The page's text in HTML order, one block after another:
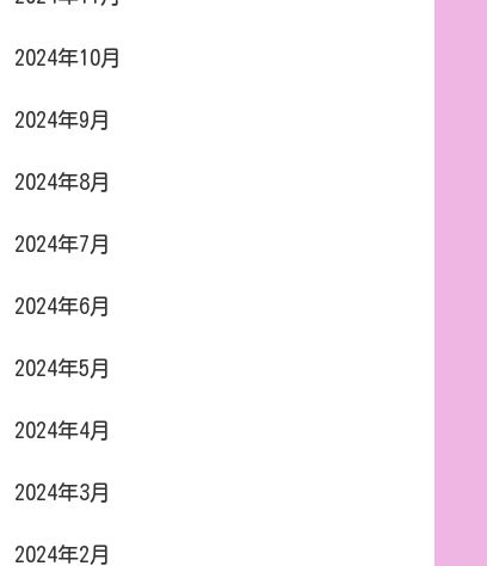
2024年10月
2024年9月
2024年8月
2024年7月
2024年6月
2024年5月
2024年4月
2024年3月
2024年2月